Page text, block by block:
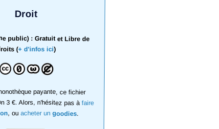
Droit
public) : Gratuit et Libre de
(+ d'infos ici)
payante, ce fichier
3 €. Alors, n'hésitez pas àfaire
, ouacheter ungoodies.